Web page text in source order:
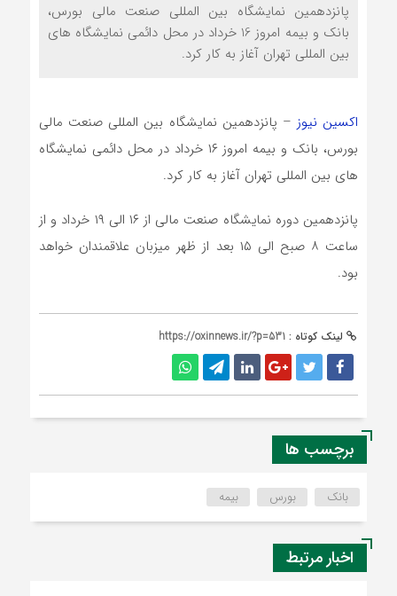
پانزدهمین نمایشگاه بین المللی صنعت مالی بورس،
بانک و بیمه امروز 16 خرداد در محل دائمی نمایشگاه های
بین المللی تهران آغاز به کار کرد.
اکسین نیوز – پانزدهمین نمایشگاه بین المللی صنعت مالی
بورس، بانک و بیمه امروز ۱۶ خرداد در محل دائمی نمایشگاه
های بین المللی تهران آغاز به کار کرد.
پانزدهمین دوره نمایشگاه صنعت مالی از ۱۶ الی ۱۹ خرداد و از
ساعت ۸ صبح الی ۱۵ بعد از ظهر میزبان علاقمندان خواهد
بود.
لینک کوتاه : https://oxinnews.ir/?p=531
برچسب ها
بانک بورس بیمه
اخبار مرتبط